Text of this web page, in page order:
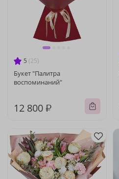
5 (25)
Букет "Палитра
воспоминаний"
12 800 ₽